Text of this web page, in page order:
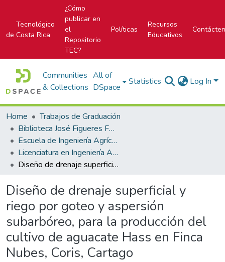
Tecnológico
de Costa Rica
¿Cómo
publicar en
el
Repositorio
TEC?
Políticas
Recursos
Educativos
Communities
& Collections
All of
DSpace
Statistics Log In
Home
Trabajos de Graduación
Biblioteca José Figueres Ferrer
Escuela de Ingeniería Agrícola
Licenciatura en Ingeniería Agrícola
Diseño de drenaje superficial y riego por goteo y aspersión subarbóreo, para la producción del cultivo de aguacate Hass en Finca Nubes, Coris, Cartago
Diseño de drenaje superficial y
riego por goteo y aspersión
subarbóreo, para la producción del
cultivo de aguacate Hass en Finca
Nubes, Coris, Cartago